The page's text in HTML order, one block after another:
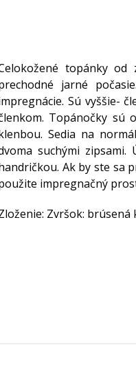
topánky od
jarné
Sú vyššie-
Topánočky sú
Sedia na
suchými
Ak by ste sa
impregnačný
Zvršok: brúsená